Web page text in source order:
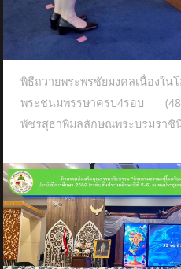
พิธีถวายพระพรชัยมงคลเนื่องใน
พระชนมพรรษาครบ4รอบ (48พ
พัชรสุธาพิมลลักษณพระบรมราชิ